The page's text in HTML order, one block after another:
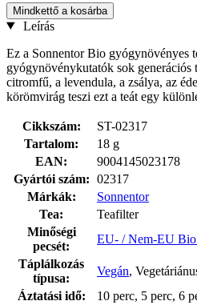
Mindkettő a kosárba
Leírás
Ez a Sonnentor Bio gyógynövényes
gyógynövénykutatók sok generációs
citromfű, a levendula, a zsálya, az
körömvirág teszi ezt a teát egy
Cikkszám:
ST-02317
Tartalom:
18 g
EAN:
9004145023178
Gyártói szám: 02317
Márkák:
Sonnentor
Tea:
Teafilter
Minőségi
pecsét:
EU- / Nem-EU Bio
Táplálkozás
típusa:
Vegán,
Áztatási idő:
10 perc, 5 perc, 6